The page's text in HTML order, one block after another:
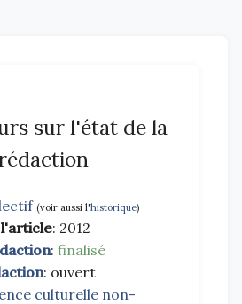
sur l'état de la
(voir aussi l'historique)
: 2012
: finalisé
: ouvert
culturelle non-